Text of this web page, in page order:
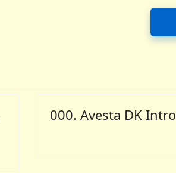
000. Avesta DK Intro